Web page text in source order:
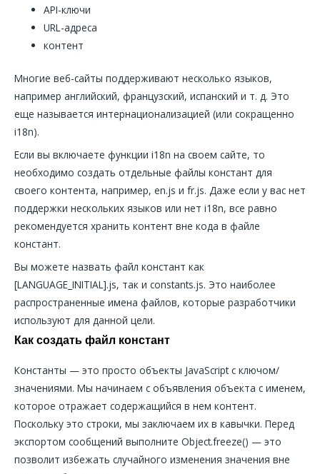
API-ключи
URL-адреса
контент
Многие веб-сайты поддерживают несколько языков,
например английский, французский, испанский и т. д. Это
еще называется интернационализацией (или сокращенно
i18n).
Если вы включаете функции i18n на своем сайте, то
необходимо создать отдельные файлы констант для
своего контента, например, en.js и fr.js. Даже если у вас нет
поддержки нескольких языков или нет i18n, все равно
рекомендуется хранить контент вне кода в файле
констант.
Вы можете назвать файл констант как
[LANGUAGE_INITIAL].js, так и constants.js. Это наиболее
распространенные имена файлов, которые разработчики
используют для данной цели.
Как создать файл констант
Константы — это просто объекты JavaScript с ключом/
значениями. Мы начинаем с объявления объекта с именем,
которое отражает содержащийся в нем контент.
Поскольку это строки, мы заключаем их в кавычки. Перед
экспортом сообщений выполните Object.freeze() — это
позволит избежать случайного изменения значения вне